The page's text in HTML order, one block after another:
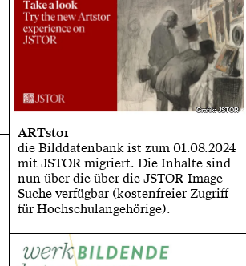
Grafik: JSTOR
Grafik: JSTOR
ARTstor
die Bilddatenbank ist zum 01.08.2024
mit JSTOR migriert. Die Inhalte sind
nun über die über die JSTOR-Image-
Suche verfügbar (kostenfreier Zugriff
für Hochschulangehörige).